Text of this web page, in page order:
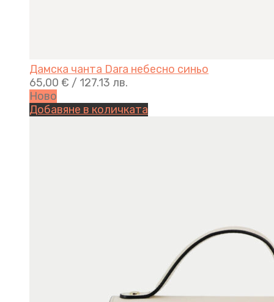
Дамска чанта Dara небесно синьо
65,00 € / 127.13 лв.
Ново
Добавяне в количката